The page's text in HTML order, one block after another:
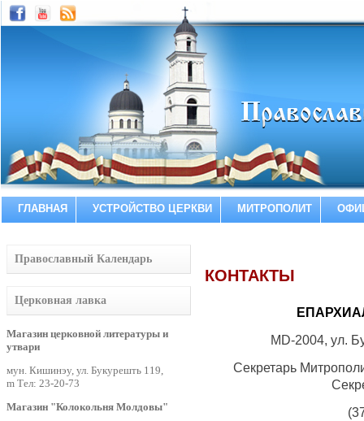
ГЛАВНАЯ УСТРОЙСТВО ЦЕРКВИ МИТРОПОЛИТ
Православный Календарь
Церковная лавка
Магазин церковной литературы и
утвари
мун. Кишинэу, ул. Букурешть 119,
m Тел: 23-20-73
Магазин "Колокольня Молдовы"
КОНТАКТЫ
MD-2004, ул.
Секретарь